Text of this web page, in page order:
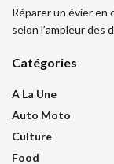
Réparer un évier en
selon l’ampleur des
Catégories
A La Une
Auto Moto
Culture
Food